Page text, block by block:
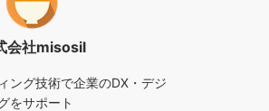
会社misosil
ング技術で企業のDX・デジ
をサポート